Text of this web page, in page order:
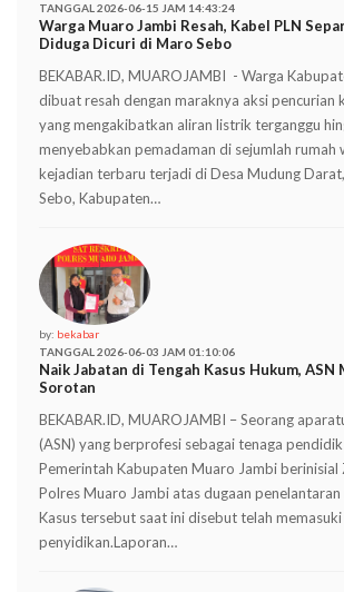
TANGGAL 2026-06-15 JAM 14:43:24
Warga Muaro Jambi Resah, Kabel PLN
Diduga Dicuri di Maro Sebo
BEKABAR.ID, MUAROJAMBI - Warga
dibuat resah dengan maraknya aksi pencurian
yang mengakibatkan aliran listrik terganggu
menyebabkan pemadaman di sejumlah rumah
kejadian terbaru terjadi di Desa Mudung
Sebo, Kabupaten…
by: bekabar
TANGGAL 2026-06-03 JAM 01:10:06
Naik Jabatan di Tengah Kasus Hukum, ASN
Sorotan
BEKABAR.ID, MUAROJAMBI – Seorang
(ASN) yang berprofesi sebagai tenaga
Pemerintah Kabupaten Muaro Jambi
Polres Muaro Jambi atas dugaan penelantaran
Kasus tersebut saat ini disebut telah
penyidikan.Laporan…